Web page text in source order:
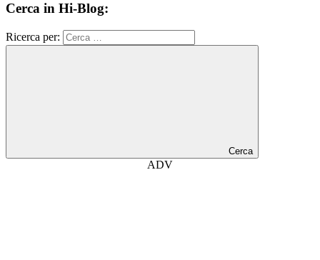
Cerca in Hi-Blog:
Ricerca per:
Cerca
ADV